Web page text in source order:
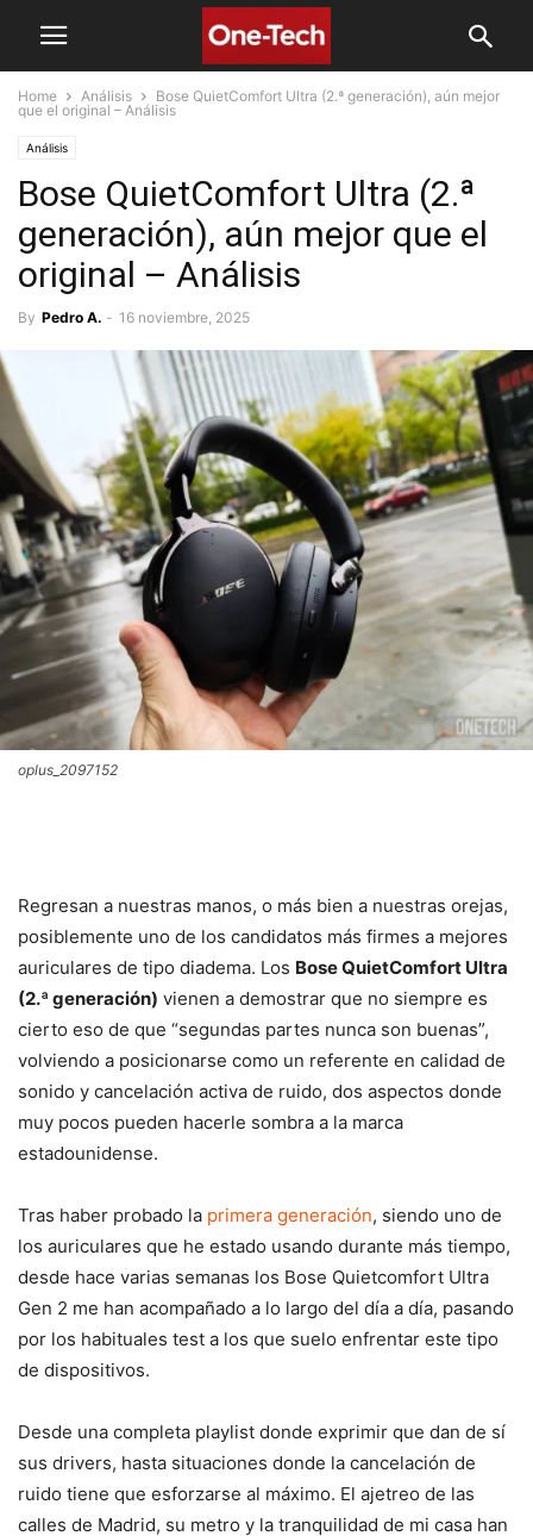
Home Análisis
Bose QuietComfort Ultra (2.ª generación), aún mejor
que el original – Análisis
Análisis
Bose QuietComfort Ultra (2.ª
generación), aún mejor que el
original – Análisis
By Pedro A. - 16 noviembre, 2025
oplus_2097152
Regresan a nuestras manos, o más bien a nuestras orejas,
posiblemente uno de los candidatos más firmes a mejores
auriculares de tipo diadema. Los Bose QuietComfort Ultra
(2.ª generación) vienen a demostrar que no siempre es
cierto eso de que “segundas partes nunca son buenas”,
volviendo a posicionarse como un referente en calidad de
sonido y cancelación activa de ruido, dos aspectos donde
muy pocos pueden hacerle sombra a la marca
estadounidense.
Tras haber probado la primera generación, siendo uno de
los auriculares que he estado usando durante más tiempo,
desde hace varias semanas los Bose Quietcomfort Ultra
Gen 2 me han acompañado a lo largo del día a día, pasando
por los habituales test a los que suelo enfrentar este tipo
de dispositivos.
Desde una completa playlist donde exprimir que dan de sí
sus drivers, hasta situaciones donde la cancelación de
ruido tiene que esforzarse al máximo. El ajetreo de las
calles de Madrid, su metro y la tranquilidad de mi casa han